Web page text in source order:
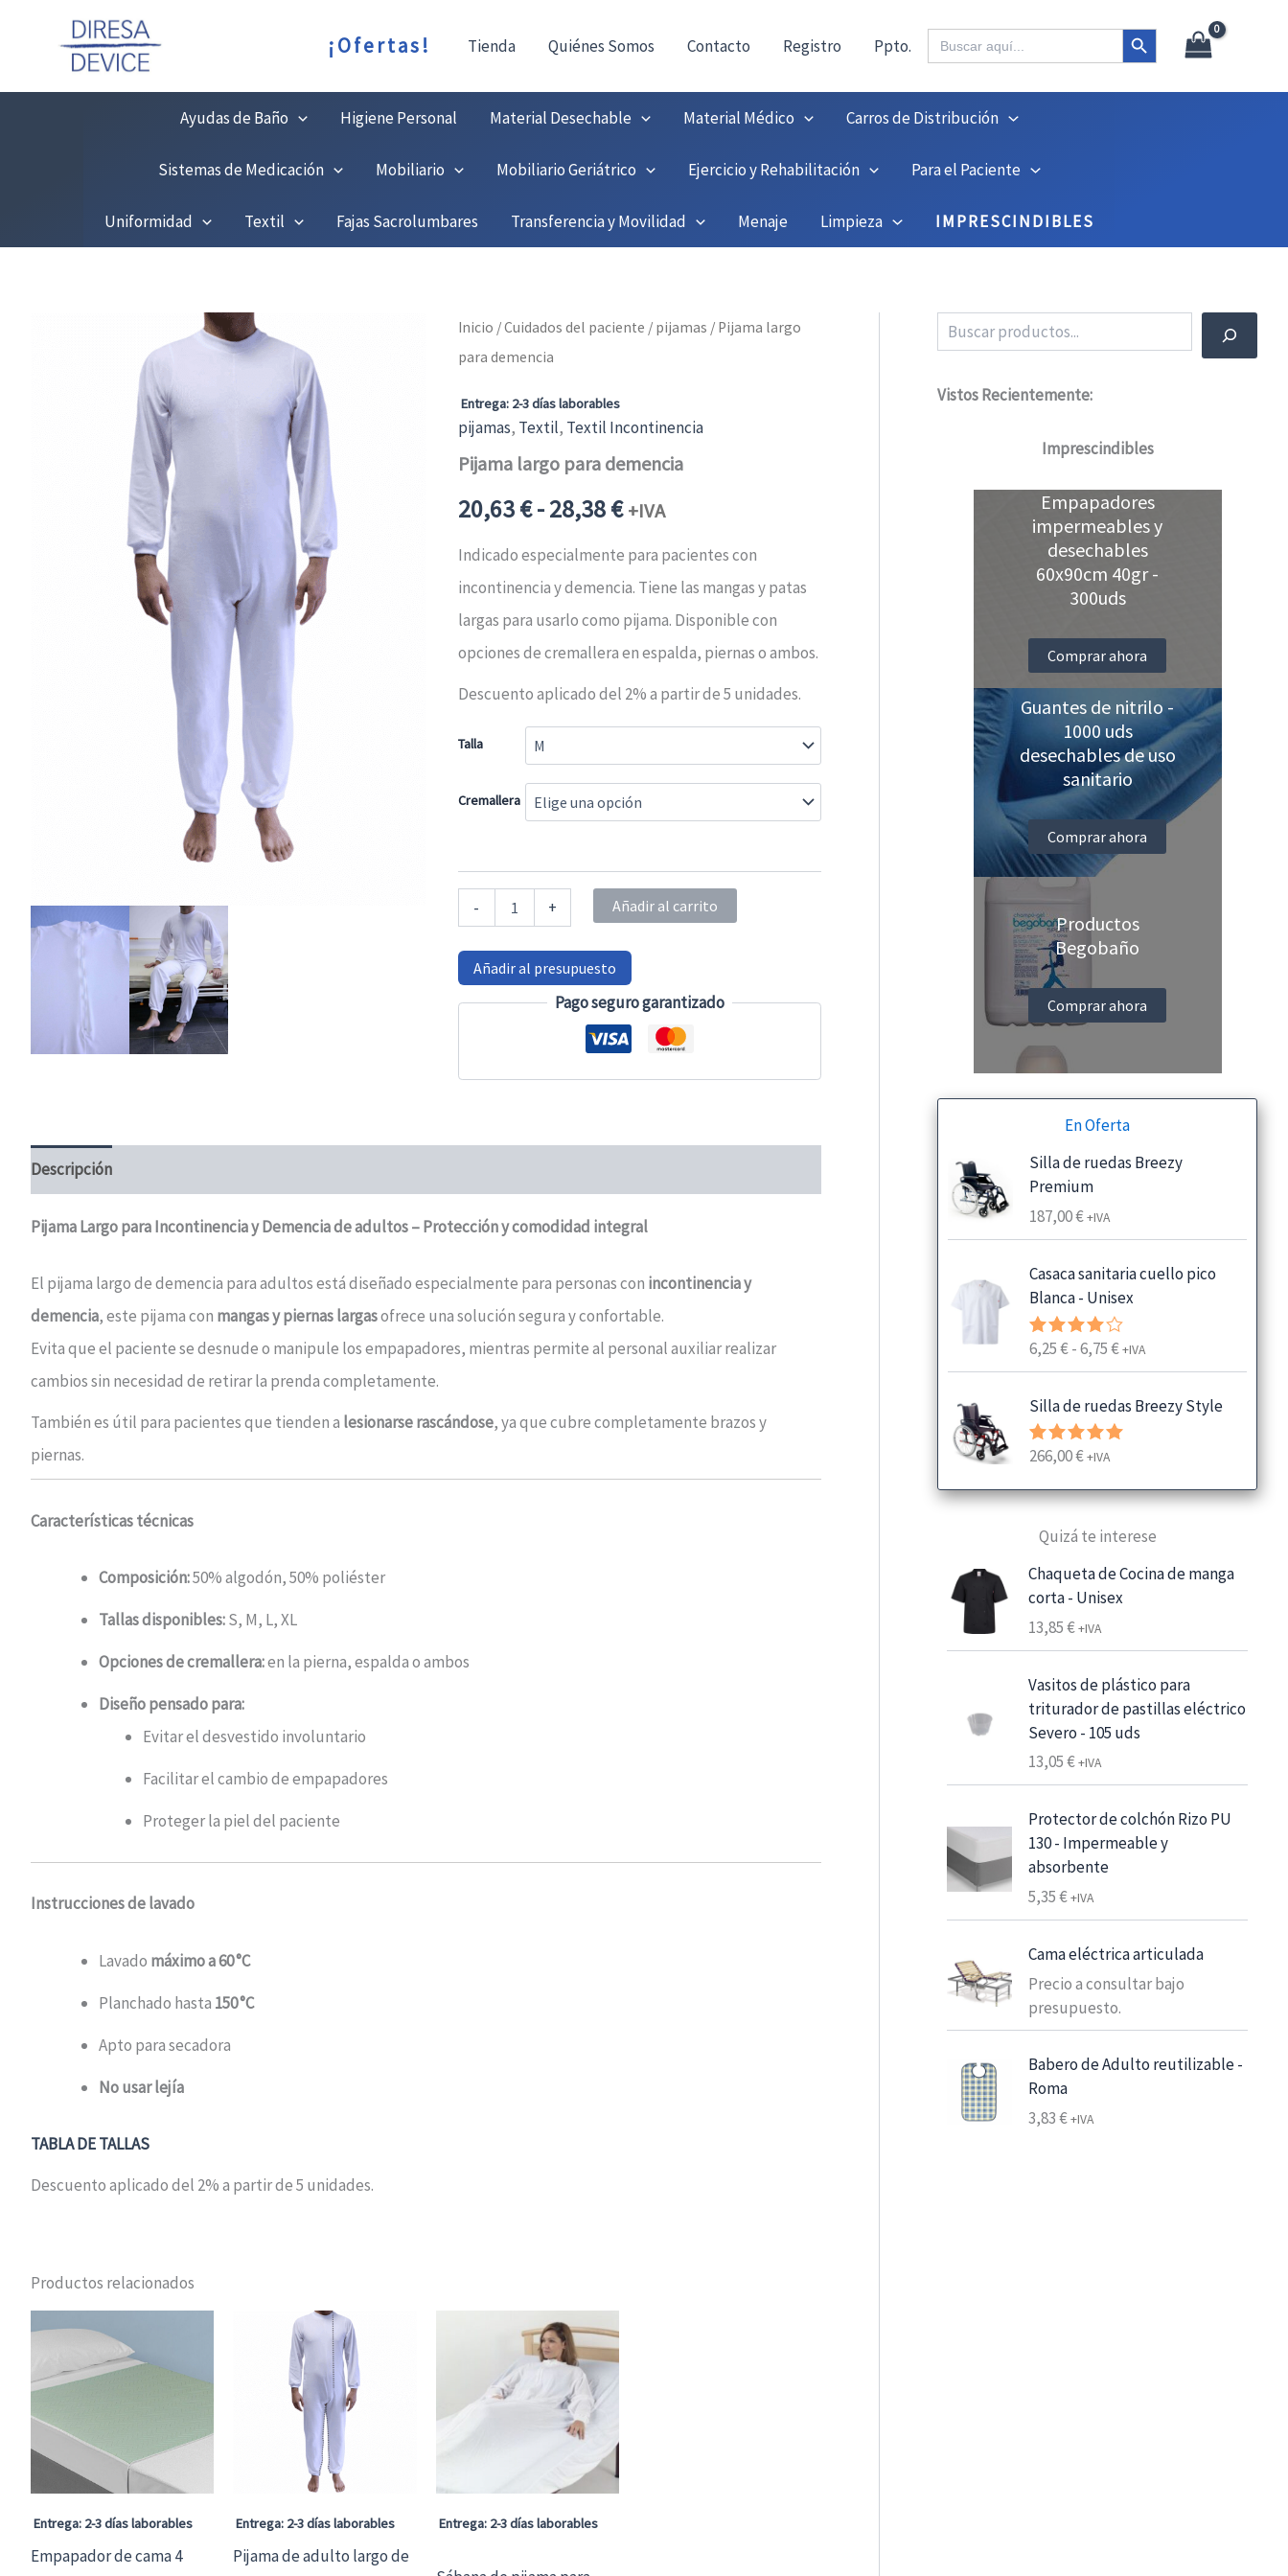
¡Ofertas! Tienda Quiénes Somos Contacto Registro Ppto.
Buscar: Botón de búsqueda
Ayudas de Baño Higiene Personal Material Desechable Material Médico Carros de Distribución
Sistemas de Medicación Mobiliario Mobiliario Geriátrico Ejercicio y Rehabilitación Para el Paciente
Uniformidad Textil Fajas Sacrolumbares Transferencia y Movilidad Menaje Limpieza IMPRESCINDIBLES
Inicio /Cuidados del paciente / pijamas / Pijama largo
para demencia
Entrega: 2-3 días laborables
pijamas, Textil, Textil Incontinencia
Pijama largo para demencia
20,63€-28,38€Rango
de
precios:
desde
20,63 €24,96 €
28,38 €34,34 €
+IVA
Indicado especialmente para pacientes con
incontinencia y demencia. Tiene las mangas y patas
largas para usarlo como pijama. Disponible con
opciones de cremallera en espalda, piernas o ambos.
Descuento aplicado del 2% a partir de 5 unidades.
Talla
Cremallera
-
largo
demencia
cantidad
+ Añadir al carrito
Añadir al presupuesto
Pago seguro garantizado
Descripción
Pijama Largo para Incontinencia y Demencia de adultos – Protección y comodidad integral
El pijama largo de demencia para adultos está diseñado especialmente para personas con incontinencia y
demencia, este pijama con mangas y piernas largasofrece una solución segura y confortable.
Evita que el paciente se desnude o manipule los empapadores, mientras permite al personal auxiliar realizar
cambios sin necesidad de retirar la prenda completamente.
También es útil para pacientes que tienden a lesionarse rascándose, ya que cubre completamente brazos y
piernas.
Características técnicas
Composición:50% algodón, 50% poliéster
Tallas disponibles:S, M, L, XL
Opciones de cremallera:en la pierna, espalda o ambos
Diseño pensado para:
Evitar el desvestido involuntario
Facilitar el cambio de empapadores
Proteger la piel del paciente
Instrucciones de lavado
Lavado máximo a 60 °C
Planchado hasta 150 °C
Apto para secadora
No usar lejía
TABLA DE TALLAS
Descuento aplicado del 2% a partir de 5 unidades.
Productos relacionados
Entrega: 2-3 días laborables
Empapador de cama 4
Entrega: 2-3 días laborables
Pijama de adulto largo de
Entrega: 2-3 días laborables
Vistos Recientemente:
Imprescindibles
Empapadores
impermeables y
desechables
60x90cm 40gr -
300uds
Comprar ahora
Guantes de nitrilo -
1000 uds
desechables de uso
sanitario
Comprar ahora
Productos
Begobaño
Comprar ahora
En Oferta
Silla de ruedas Breezy
Premium
187,00€+IVA
Casaca sanitaria cuello pico
Blanca - Unisex
Valorado
6,25€-6,75€R
a
g
o
e
r
e
c
i
s
:
d
e
6
,
€
,
5
+IVA
Silla de ruedas Breezy Style
Valorado
de 5
266,00€+IVA
Quizá te interese
Chaqueta de Cocina de manga
corta - Unisex
13,85€+IVA
Vasitos de plástico para
triturador de pastillas eléctrico
Severo - 105 uds
13,05€+IVA
Protector de colchón Rizo PU
130 - Impermeable y
absorbente
5,35€+IVA
Cama eléctrica articulada
Precio a consultar bajo
presupuesto.
Babero de Adulto reutilizable -
Roma
3,83€+IVA